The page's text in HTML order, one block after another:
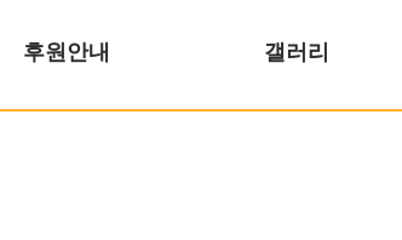
후원안내 갤러리